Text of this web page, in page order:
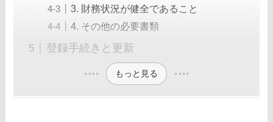
3. 財務状況が健全であること
4. その他の必要書類
登録手続きと更新
もっと見る